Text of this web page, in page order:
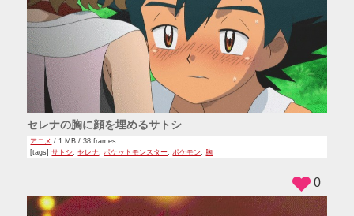
セレナの胸に顔を埋めるサトシ
アニメ / 1 MB / 38 frames
[tags]サトシ,セレナ,ポケットモンスター,ポケモン,胸
0